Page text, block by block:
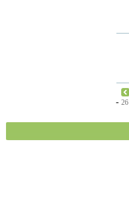
- 26